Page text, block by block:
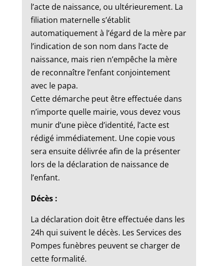
l’acte de naissance, ou ultérieurement. La
filiation maternelle s’établit
automatiquement à l’égard de la mère par
l’indication de son nom dans l’acte de
naissance, mais rien n’empêche la mère
de reconnaître l’enfant conjointement
avec le papa.
Cette démarche peut être effectuée dans
n’importe quelle mairie, vous devez vous
munir d’une pièce d’identité, l’acte est
rédigé immédiatement. Une copie vous
sera ensuite délivrée afin de la présenter
lors de la déclaration de naissance de
l’enfant.
Décès :
La déclaration doit être effectuée dans les
24h qui suivent le décès. Les Services des
Pompes funèbres peuvent se charger de
cette formalité.